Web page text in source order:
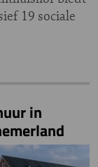
19 sociale
in